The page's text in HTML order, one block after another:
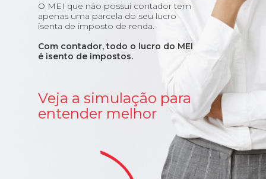
O MEI que não possui contador tem
apenas uma parcela do seu lucro
isenta de imposto de renda.
Com contador, todo o lucro do MEI
é isento de impostos.
Veja a simulação para
entender melhor